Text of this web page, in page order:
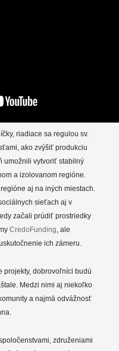
riadiace sa regulou sv.
ako zvýšiť produkciu
umožnili vytvoriť stabilný
a izolovanom regióne.
aj na iných miestach.
sieťach aj v
začali prúdiť prostriedky
CredoFunding, ale
ich zámeru.
projekty, dobrovoľníci budú
Medzi nimi aj niekoľko
a najmä odvážnosť
združeniami